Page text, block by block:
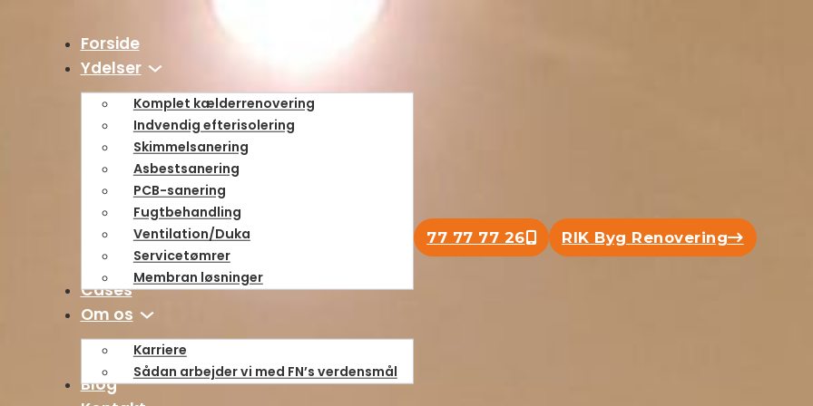
Forside
Ydelser
Komplet kælderrenovering
Indvendig efterisolering
Skimmelsanering
Asbestsanering
PCB-sanering
Fugtbehandling
Ventilation/Duka
Servicetømrer
Membran løsninger
Cases
Om os
Karriere
Sådan arbejder vi ­med FN’s verdensmål
Blog
77 77 77 26
RIK Byg Renovering